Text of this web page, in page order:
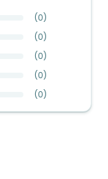
(0)
(0)
(0)
(0)
(0)